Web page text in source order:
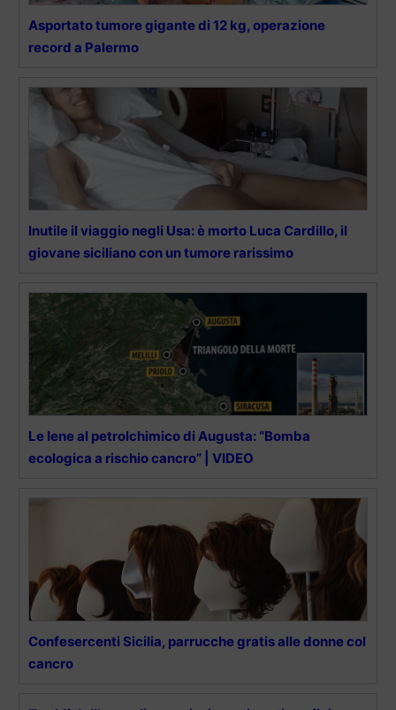
Asportato tumore gigante di 12 kg, operazione
record a Palermo
Inutile il viaggio negli Usa: è morto Luca Cardillo, il
giovane siciliano con un tumore rarissimo
Le Iene al petrolchimico di Augusta: “Bomba
ecologica a rischio cancro” | VIDEO
Confesercenti Sicilia, parrucche gratis alle donne col
cancro